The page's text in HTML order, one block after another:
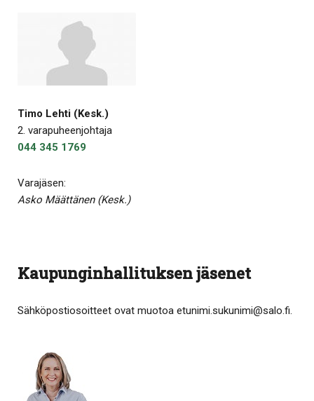
Timo Lehti (Kesk.)
2. varapuheenjohtaja
044 345 1769
Varajäsen:
Asko Määttänen (Kesk.)
Kaupunginhallituksen jäsenet
Sähköpostiosoitteet ovat muotoa etunimi.sukunimi@salo.fi.